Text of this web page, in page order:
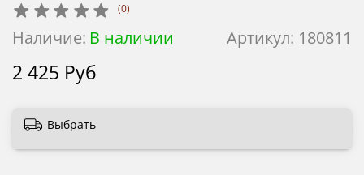
(0)
Артикул: 180811
Наличие: В наличии
2 425 Руб
Выбрать